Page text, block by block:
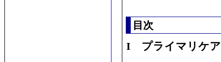
目次
I プライマリケア